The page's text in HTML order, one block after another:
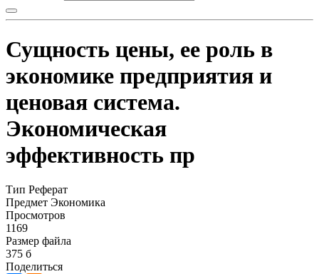
Сущность цены, ее роль в
экономике предприятия и
ценовая система.
Экономическая
эффективность пр
Тип Реферат
Предмет Экономика
Просмотров
1169
Размер файла
375 б
Поделиться